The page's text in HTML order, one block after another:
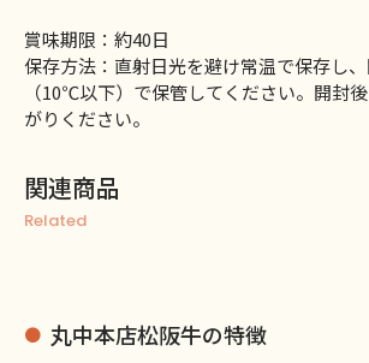
賞味期限：約40日
保存方法：直射日光を避け常温で保存し
（10℃以下）で保管してください。開封
がりください。
関連商品
Related
丸中本店松阪牛の特徴